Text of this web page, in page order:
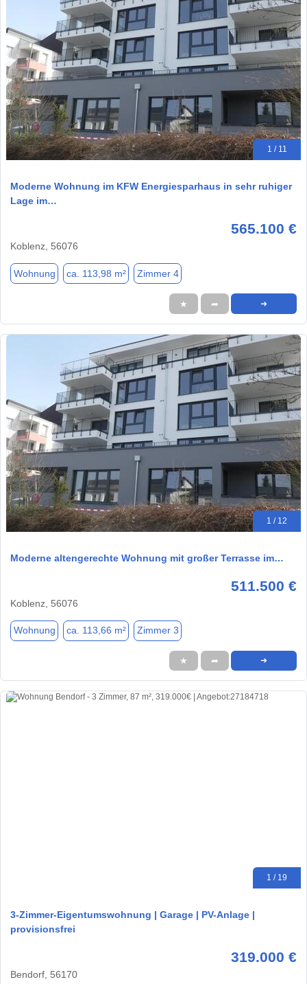
1 / 11
Moderne Wohnung im KFW Energiesparhaus in sehr ruhiger
Lage im…
565.100 €
Koblenz, 56076
Wohnung ca. 113,98 m² Zimmer 4
★ ➦ ➜
1 / 12
Moderne altengerechte Wohnung mit großer Terrasse im…
511.500 €
Koblenz, 56076
Wohnung ca. 113,66 m² Zimmer 3
★ ➦ ➜
1 / 19
3-Zimmer-Eigentumswohnung | Garage | PV-Anlage |
provisionsfrei
319.000 €
Bendorf, 56170